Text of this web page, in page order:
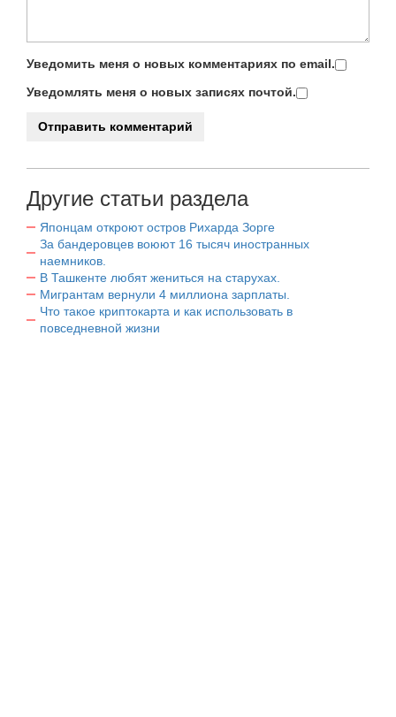
Уведомить меня о новых комментариях по email.
Уведомлять меня о новых записях почтой.
Другие статьи раздела
Японцам откроют остров Рихарда Зорге
За бандеровцев воюют 16 тысяч иностранных
наемников.
В Ташкенте любят жениться на старухах.
Мигрантам вернули 4 миллиона зарплаты.
Что такое криптокарта и как использовать в
повседневной жизни